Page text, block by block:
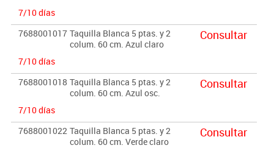
7/10 días
7688001017 Taquilla Blanca 5 ptas. y 2
colum. 60 cm. Azul claro
7/10 días
Consultar
7688001018 Taquilla Blanca 5 ptas. y 2
colum. 60 cm. Azul osc.
7/10 días
Consultar
7688001022 Taquilla Blanca 5 ptas. y 2
colum. 60 cm. Verde claro
Consultar